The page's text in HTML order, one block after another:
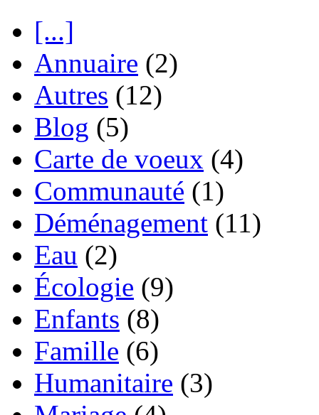
[...]
Annuaire (2)
Autres (12)
Blog (5)
Carte de voeux (4)
Communauté (1)
Déménagement (11)
Eau (2)
Écologie (9)
Enfants (8)
Famille (6)
Humanitaire (3)